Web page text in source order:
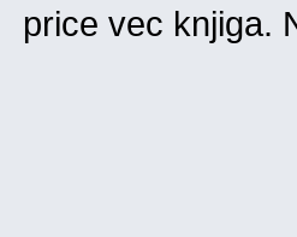
price vec knjiga.